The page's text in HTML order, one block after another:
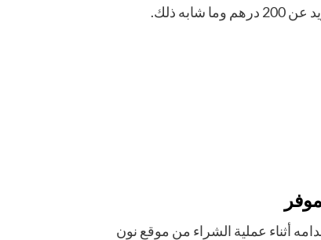
أثناء عملية الشراء من موقع نون